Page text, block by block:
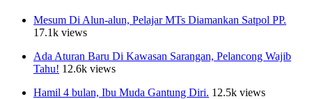
Mesum Di Alun-alun, Pelajar MTs Diamankan Satpol PP.
17.1k views
Ada Aturan Baru Di Kawasan Sarangan, Pelancong Wajib
Tahu! 12.6k views
Hamil 4 bulan, Ibu Muda Gantung Diri. 12.5k views